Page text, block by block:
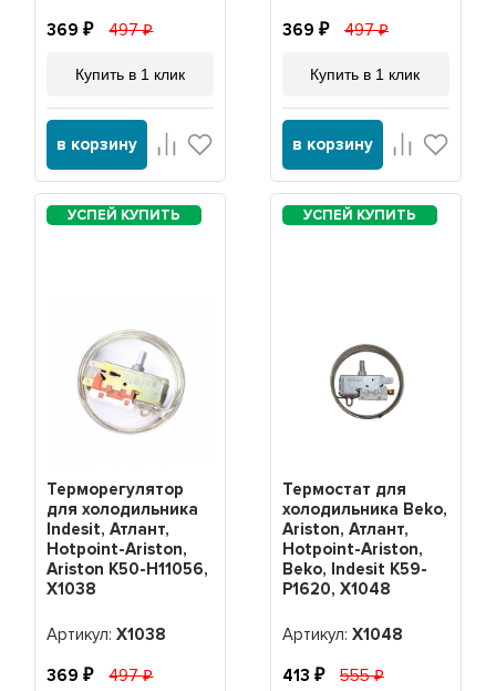
369 497
Купить в 1 клик
в корзину
369 497
Купить в 1 клик
в корзину
Терморегулятор
для холодильника
Indesit, Атлант,
Hotpoint-Ariston,
Ariston K50-H11056,
Х1038
Артикул:Х1038
369 497
Термостат для
холодильника Beko,
Ariston, Атлант,
Hotpoint-Ariston,
Beko, Indesit K59-
P1620, Х1048
Артикул: Х1048
413 555